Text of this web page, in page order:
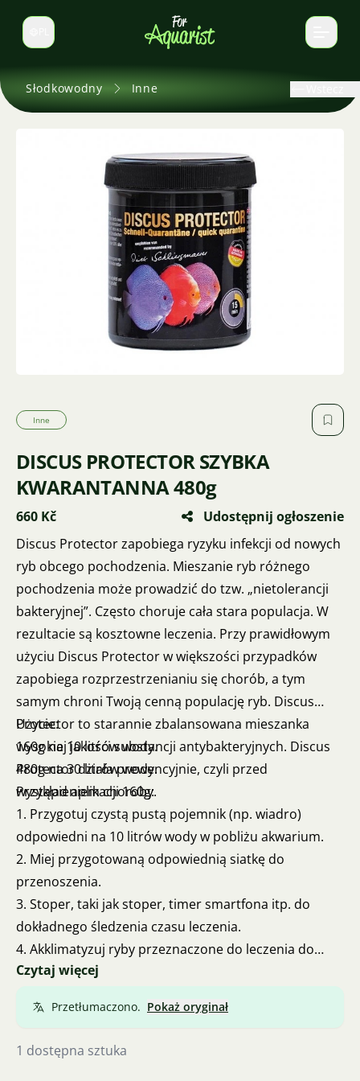
Zmień język
Słodkowodny Inne
Inne
DISCUS PROTECTOR SZYBKA
KWARANTANNA 480g
660 Kč
Udostępnij ogłoszenie
Discus Protector zapobiega ryzyku infekcji od nowych
ryb obcego pochodzenia. Mieszanie ryb różnego
pochodzenia może prowadzić do tzw. „nietolerancji
bakteryjnej”. Często choruje cała stara populacja. W
rezultacie są kosztowne leczenia. Przy prawidłowym
użyciu Discus Protector w większości przypadków
zapobiega rozprzestrzenianiu się chorób, a tym
samym chroni Twoją cenną populację ryb. Discus
Protector to starannie zbalansowana mieszanka
wysokiej jakości substancji antybakteryjnych. Discus
Protector działa prewencyjnie, czyli przed
wystąpieniem choroby.
Użycie:
160g na 10 litrów wody.
480g na 30 litrów wody.
Przykład aplikacji 160g:
1. Przygotuj czystą pustą pojemnik (np. wiadro)
odpowiedni na 10 litrów wody w pobliżu akwarium.
2. Miej przygotowaną odpowiednią siatkę do
przenoszenia.
3. Stoper, taki jak stoper, timer smartfona itp. do
dokładnego śledzenia czasu leczenia.
4. Akklimatyzuj ryby przeznaczone do leczenia do
wody nowego środowiska w pojemniku
i wymieniając wodę.
akwarium.
Czytaj więcej
Przetłumaczono. Pokaż oryginał
1 dostępna sztuka